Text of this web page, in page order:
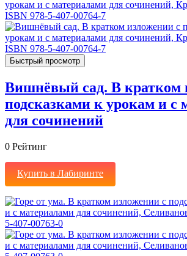
Быстрый просмотр
Вишнёвый сад. В кратком
подсказками к урокам и с
для сочинений
0 Рейтинг
Купить в Лабиринте